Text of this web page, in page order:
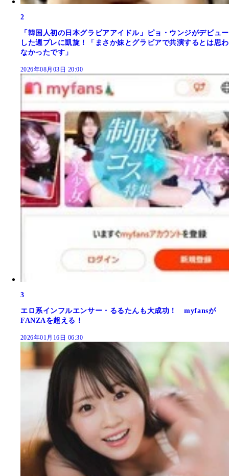
2
「韓国人初の日本グラビアアイドル」ピョ・ウンジがデビュー
した週プレに凱旋！「まさか妹とグラビアで共演するとは思わ
なかったです」
2026年08月03日 20:00
3
エロ系インフルエンサー・るるたんも大成功！ myfansが
FANZAを超える！
2026年01月16日 06:30